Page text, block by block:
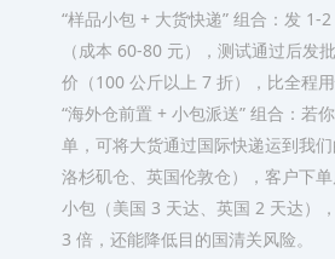
“样品小包 + 大货快递” 组合：发 1-
（成本 60-80 元），测试通过后发
价（100 公斤以上 7 折），比全程
“海外仓前置 + 小包派送” 组合：若
单，可将大货通过国际快递运到我
洛杉矶仓、英国伦敦仓），客户下
小包（美国 3 天达、英国 2 天达）
3 倍，还能降低目的国清关风险。​